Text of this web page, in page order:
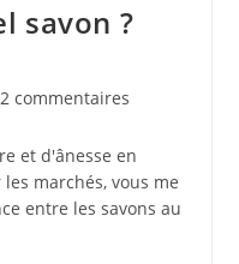
savon ?
:
2 commentaires
et d'ânesse en
marchés, vous me
entre les savons au